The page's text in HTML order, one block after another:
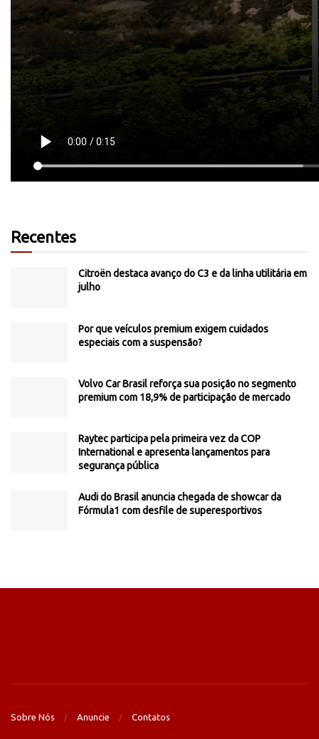
Recentes
Citroën destaca avanço do C3 e da linha utilitária em
julho
Por que veículos premium exigem cuidados
especiais com a suspensão?
Volvo Car Brasil reforça sua posição no segmento
premium com 18,9% de participação de mercado
Raytec participa pela primeira vez da COP
International e apresenta lançamentos para
segurança pública
Audi do Brasil anuncia chegada de showcar da
Fórmula1 com desfile de superesportivos
Sobre Nós Anuncie Contatos